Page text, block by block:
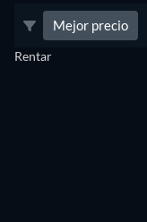
Mejor precio
Rentar